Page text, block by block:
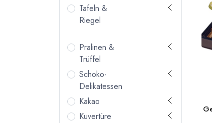
Tafeln &
Riegel
Pralinen &
Trüffel
Schoko-
Delikatessen
Kakao
Kuvertüre